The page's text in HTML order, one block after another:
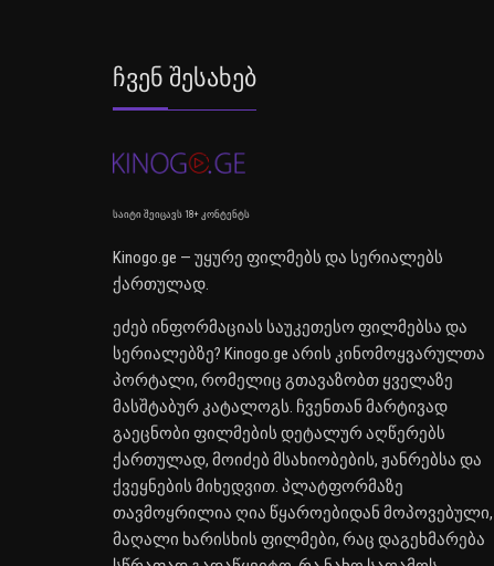
Ჩვენ Შესახებ
საიტი შეიცავს 18+ კონტენტს
Kinogo.ge — უყურე ფილმებს და სერიალებს
ქართულად.
ეძებ ინფორმაციას საუკეთესო ფილმებსა და
სერიალებზე? Kinogo.ge არის კინომოყვარულთა
პორტალი, რომელიც გთავაზობთ ყველაზე
მასშტაბურ კატალოგს. ჩვენთან მარტივად
გაეცნობი ფილმების დეტალურ აღწერებს
ქართულად, მოიძებ მსახიობების, ჟანრებსა და
ქვეყნების მიხედვით. პლატფორმაზე
თავმოყრილია ღია წყაროებიდან მოპოვებული,
მაღალი ხარისხის ფილმები, რაც დაგეხმარება